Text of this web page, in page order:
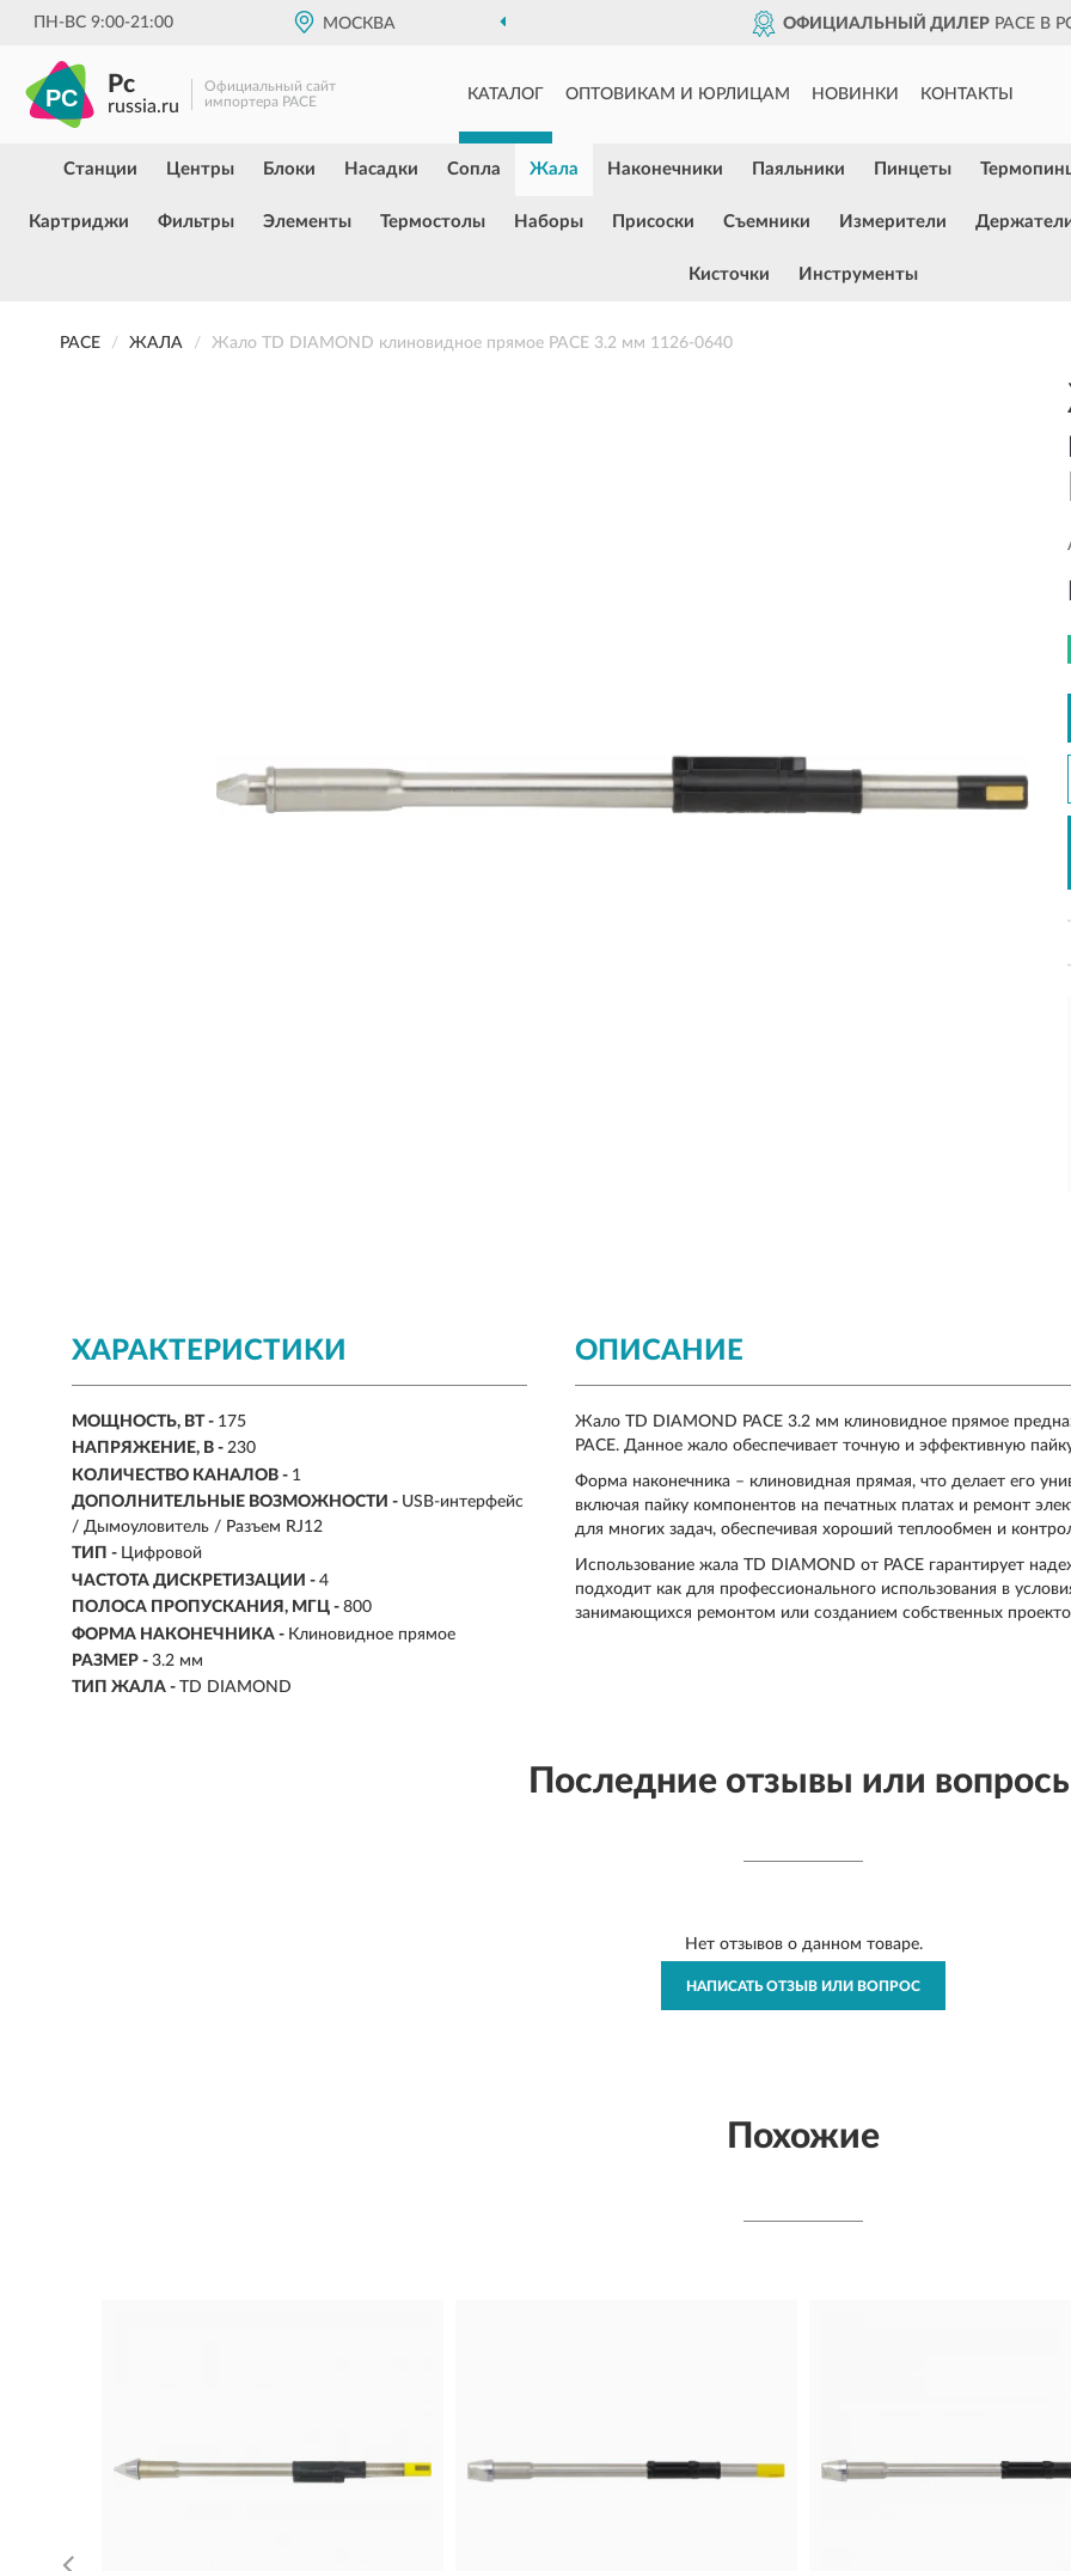
ПН-ВС 9:00-21:00 МОСКВА ОФИЦИАЛЬНЫЙ ДИЛЕР PACE В
Pc
russia.ru
Официальный сайт
импортера PACE
КАТАЛОГ ОПТОВИКАМ И ЮРЛИЦАМ НОВИНКИ КОНТАКТЫ
Станции Центры Блоки Насадки Сопла Жала Наконечники Паяльники Пинцеты
Картриджи Фильтры Элементы Термостолы Наборы Присоски Съемники Измерители
Кисточки Инструменты
PACE ЖАЛА Жало TD DIAMOND клиновидное прямое PACE 3.2 мм 1126-0640
ХАРАКТЕРИСТИКИ
МОЩНОСТЬ, ВТ - 175
НАПРЯЖЕНИЕ, В - 230
КОЛИЧЕСТВО КАНАЛОВ - 1
ДОПОЛНИТЕЛЬНЫЕ ВОЗМОЖНОСТИ - USB-интерфейс
/ Дымоуловитель / Разъем RJ12
ТИП - Цифровой
ЧАСТОТА ДИСКРЕТИЗАЦИИ - 4
ПОЛОСА ПРОПУСКАНИЯ, МГЦ - 800
ФОРМА НАКОНЕЧНИКА - Клиновидное прямое
РАЗМЕР - 3.2 мм
ТИП ЖАЛА - TD DIAMOND
ОПИСАНИЕ
Жало TD DIAMOND PACE 3.2 мм клиновидное прямое
PACE. Данное жало обеспечивает точную и эффективную
Форма наконечника – клиновидная прямая, что делает его
включая пайку компонентов на печатных платах и ремонт
для многих задач, обеспечивая хороший теплообмен и
Использование жала TD DIAMOND от PACE гарантирует
подходит как для профессионального использования в
занимающихся ремонтом или созданием собственных
Последние отзывы или
Нет отзывов о данном товаре.
НАПИСАТЬ ОТЗЫВ ИЛИ ВОПРОС
Похожие